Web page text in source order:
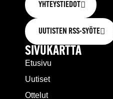
YHTEYSTIEDOT
UUTISTEN RSS-SYÖTE
SIVUKARTTA
Etusivu
Uutiset
Ottelut